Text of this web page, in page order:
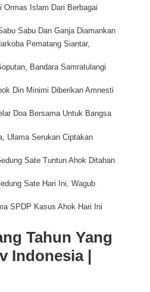
Islam Dari Berbagai
Sabu Dan Ganja Diamankan
Pematang Siantar,
Bandara Samratulangi
Din Minimi Diberikan Amnesti
Doa Bersama Untuk Bangsa
Ulama Serukan Ciptakan
Sate Tuntun Ahok Ditahan
Sate Hari Ini, Wagub
SPDP Kasus Ahok Hari Ini
Tahun Yang
Indonesia |